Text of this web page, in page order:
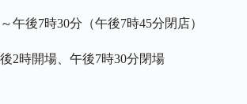
午後7時30分（午後7時45分閉店）
2時開場、午後7時30分閉場